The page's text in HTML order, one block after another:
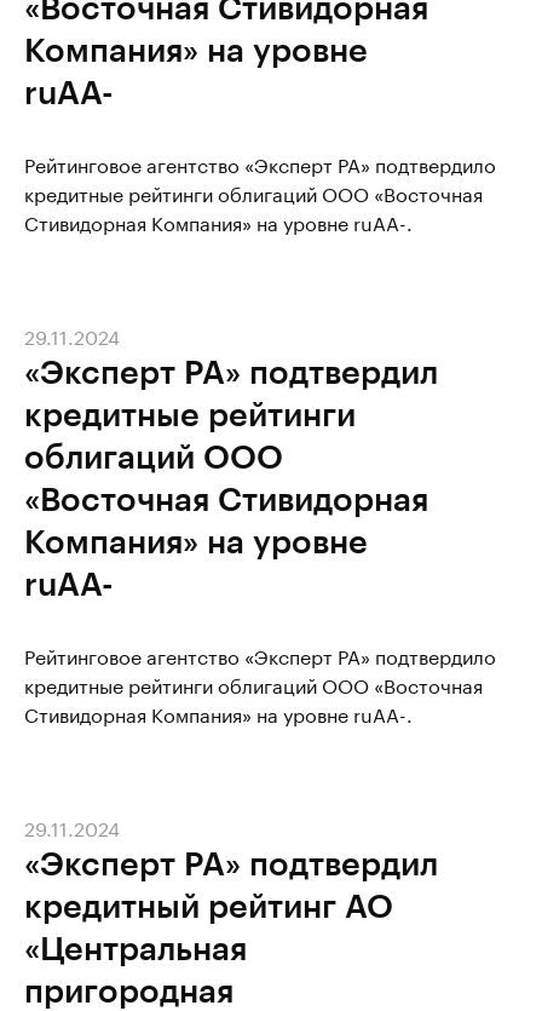
Компания» на уровне
ruAA-
Рейтинговое агентство «Эксперт РА» подтвердило
кредитные рейтинги облигаций ООО «Восточная
Стивидорная Компания» на уровне ruAA-.
«Эксперт РА» подтвердил
кредитные рейтинги
облигаций ООО
«Восточная Стивидорная
Компания» на уровне
ruAA-
29.11.2024
Рейтинговое агентство «Эксперт РА» подтвердило
кредитные рейтинги облигаций ООО «Восточная
Стивидорная Компания» на уровне ruAA-.
«Эксперт РА» подтвердил
кредитный рейтинг АО
«Центральная
пригородная
29.11.2024